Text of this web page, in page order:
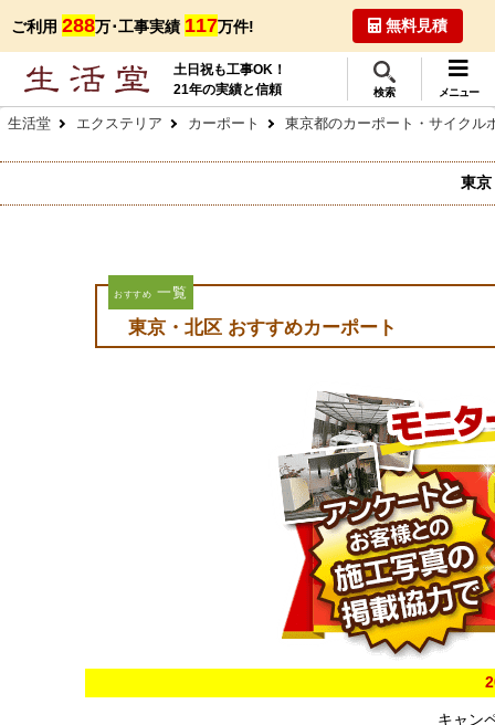
ご利用 288万･工事実績 117万件! 無料見積
土日祝も工事OK！
21年の実績と信頼
検索 メニュー
生活堂 エクステリア カーポート 東京都のカーポート・サイクル
東京
おすすめ 一覧
東京・北区 おすすめカーポート
キャン